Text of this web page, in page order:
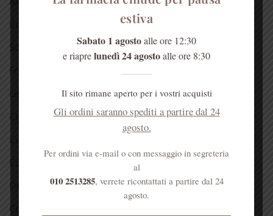
Confetture
Sciroppo di rose
Fragranze del Carmelo
Cura della pelle
Cura dei capelli
Cura della bocca
Detergenti
Cosmetici alla rosa
estiva
Sabato 1 agostoalle ore 12:30
e riaprelunedì 24 agostoalle ore 8:30
Il sito rimane aperto per i vostri acquisti
Gli ordini saranno spediti a partire dal 24
agosto.
Per ordini via e-mail o con messaggio in segreteria
al
010 2513285, verrete ricontattati a partire dal 24
agosto.